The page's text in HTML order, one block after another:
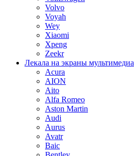
Volvo
Voyah
Wey
Xiaomi
Xpeng
Zeekr
Лекала на экраны мультимедиа
Acura
AION
Aito
Alfa Romeo
Aston Martin
Audi
Aurus
Avatr
Baic